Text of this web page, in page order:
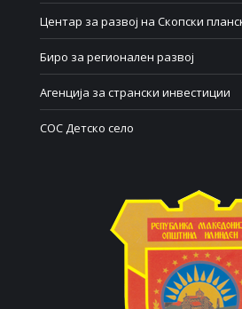
Центар за развој на Скопски
Биро за регионален развој
Агенција за странски инвестиции
СОС Детско село